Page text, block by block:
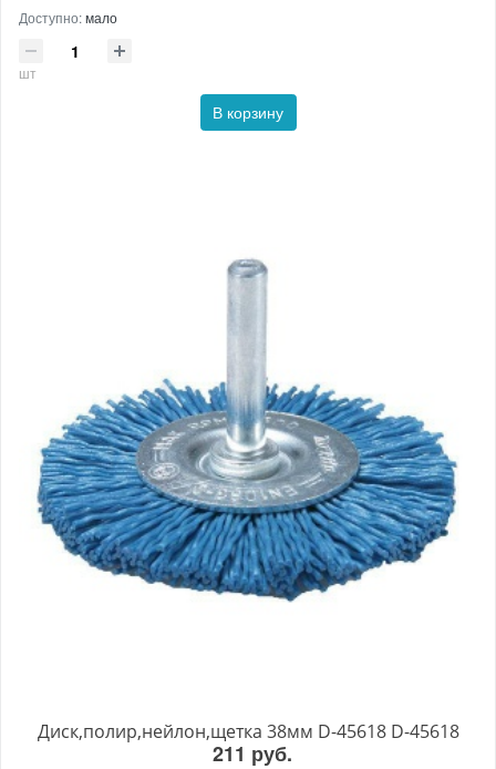
Доступно:мало
шт
В корзину
Диск,полир,нейлон,щетка 38мм D-45618 D-45618
211 руб.